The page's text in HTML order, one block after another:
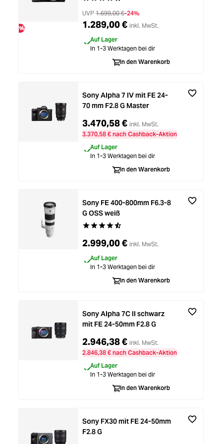
%
UVP 1.699,00 €-24%
1.289,00 € inkl. MwSt.
Auf Lager
In 1-3 Werktagen bei dir
In den Warenkorb
Sony Alpha 7 IV mit FE 24-
70 mm F2.8 G Master
3.470,58 € inkl. MwSt.
3.370,58 € nach Cashback-Aktion
Auf Lager
In 1-3 Werktagen bei dir
In den Warenkorb
Durchschnittliche Bewertung von 4.6 von 5
Sony FE 400-800mm F6.3-8
G OSS weiß
2.999,00 € inkl. MwSt.
Auf Lager
In 1-3 Werktagen bei dir
In den Warenkorb
Sony Alpha 7C II schwarz
mit FE 24-50mm F2.8 G
2.946,38 € inkl. MwSt.
2.846,38 € nach Cashback-Aktion
Auf Lager
In 1-3 Werktagen bei dir
In den Warenkorb
Sony FX30 mit FE 24-50mm
F2.8 G